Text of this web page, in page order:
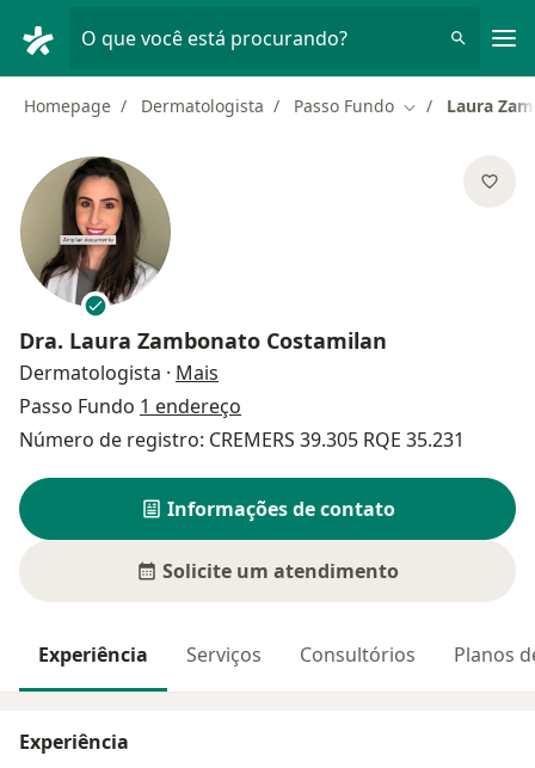
O que você está procurando?
Homepage Dermatologista Passo Fundo Mudar de
Laura
Dra. Laura Zambonato Costamilan
Dermatologista · Mais
Passo Fundo 1 endereço
Número de registro: CREMERS 39.305 RQE 35.231
Informações de contato
Solicite um atendimento
Experiência Serviços Consultórios Planos
Experiência